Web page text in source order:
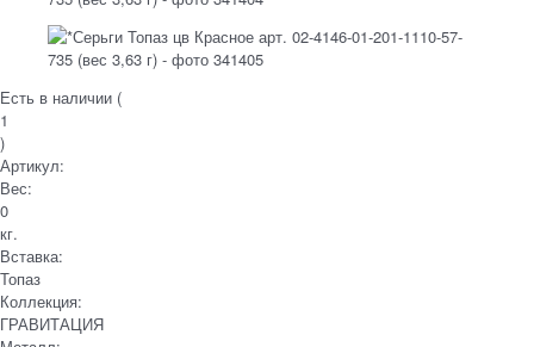
Есть в наличии (
1
)
Артикул:
Вес:
0
кг.
Вставка:
Топаз
Коллекция:
ГРАВИТАЦИЯ